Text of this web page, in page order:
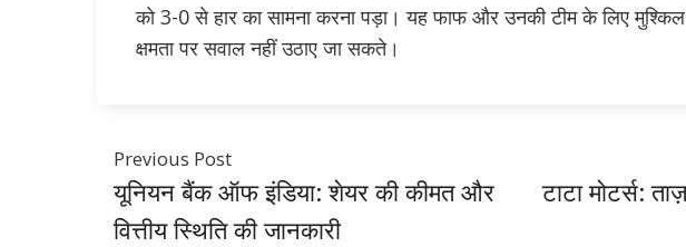
को 3-0 से हार का सामना करना पड़ा। यह फाफ और उनकी टीम के लिए
क्षमता पर सवाल नहीं उठाए जा सकते।
Previous Post
यूनियन बैंक ऑफ इंडिया: शेयर की कीमत और
वित्तीय स्थिति की जानकारी
टाटा मोटर्स: